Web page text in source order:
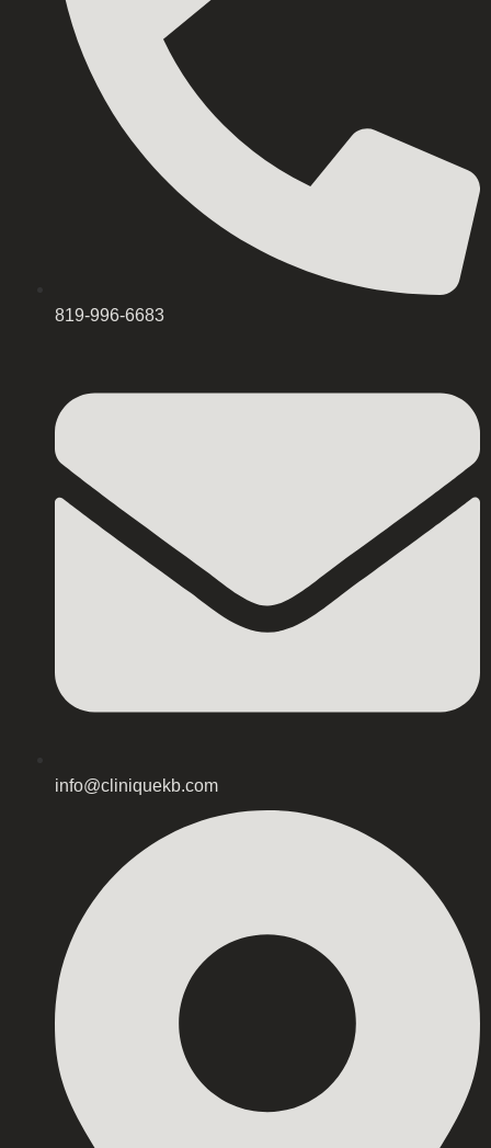
819-996-6683
info@cliniquekb.com